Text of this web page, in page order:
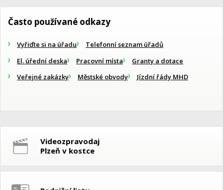
Často používané odkazy
Vyřiďte si na úřadu
Telefonní seznam úřadů
El. úřední deska
Pracovní místa
Granty a dotace
Veřejné zakázky
Městské obvody Jízdní řády MHD
Videozpravodaj
Plzeň v kostce